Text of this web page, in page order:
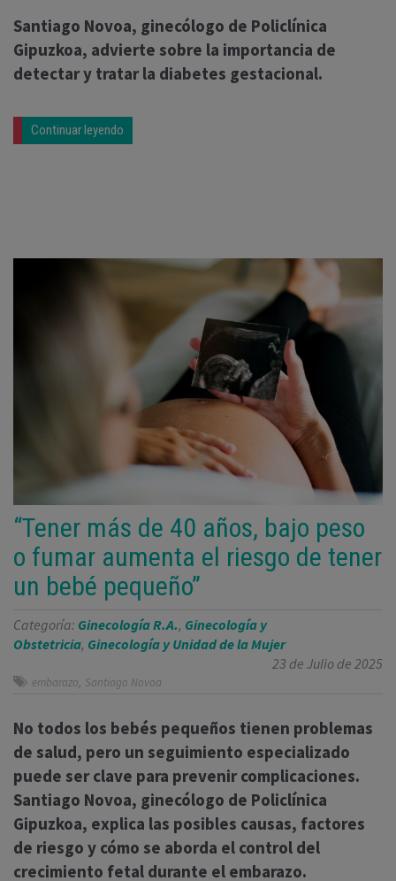
Santiago Novoa, ginecólogo de Policlínica
Gipuzkoa, advierte sobre la importancia de
detectar y tratar la diabetes gestacional.
Continuar leyendo
“Tener más de 40 años, bajo peso
o fumar aumenta el riesgo de tener
un bebé pequeño”
Categoría: Ginecología R.A., Ginecología y
Obstetricia, Ginecología y Unidad de la Mujer
23 de Julio de 2025
embarazo, Santiago Novoa
No todos los bebés pequeños tienen problemas
de salud, pero un seguimiento especializado
puede ser clave para prevenir complicaciones.
Santiago Novoa, ginecólogo de Policlínica
Gipuzkoa, explica las posibles causas, factores
de riesgo y cómo se aborda el control del
crecimiento fetal durante el embarazo.